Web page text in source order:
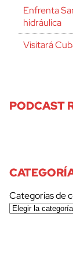
Enfrenta
hidráulica
Visitará
PODCAST
Categorías de